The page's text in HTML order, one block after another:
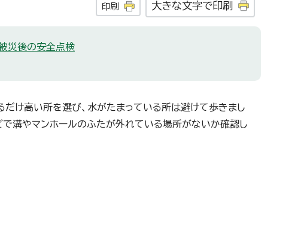
印刷 大きな文字で印刷
災後の安全点検
だけ高い所を選び、水がたまっている所は避けて歩きまし
溝やマンホールのふたが外れている場所がないか確認し